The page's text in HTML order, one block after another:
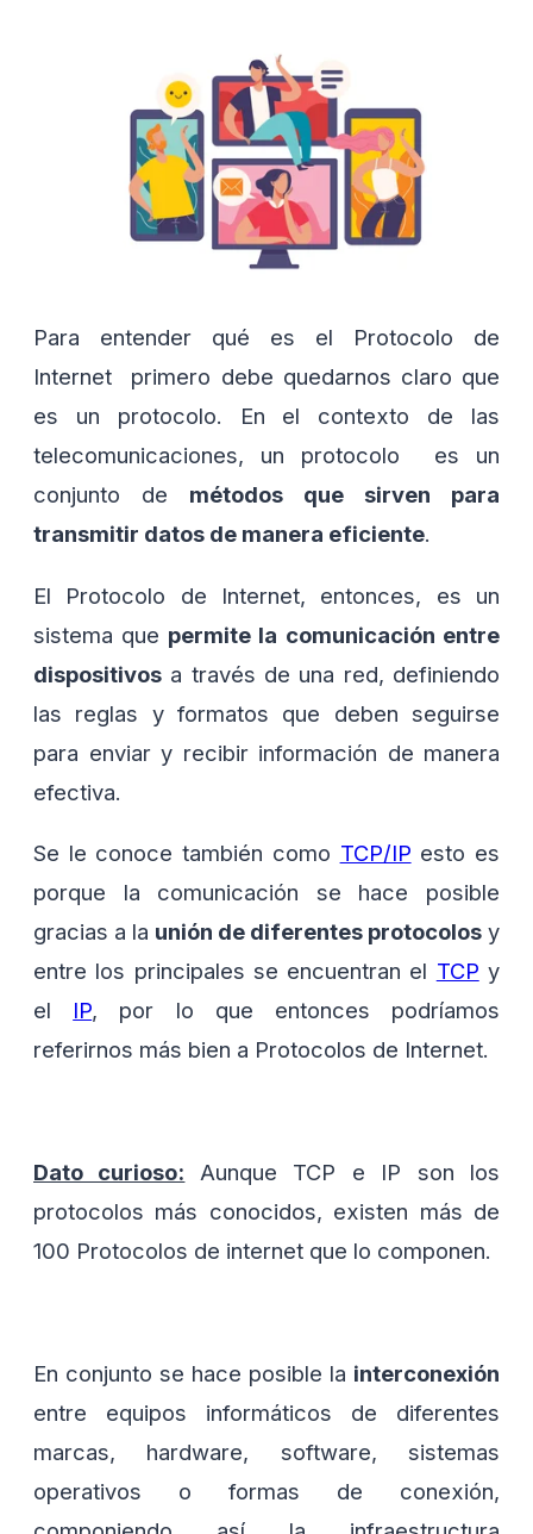
Para entender qué es el Protocolo de
Internet primero debe quedarnos claro que
es un protocolo. En el contexto de las
telecomunicaciones, un protocolo es un
conjunto de métodos que sirven para
transmitir datos de manera eficiente.
El Protocolo de Internet, entonces, es un
sistema que permite la comunicación entre
dispositivos a través de una red, definiendo
las reglas y formatos que deben seguirse
para enviar y recibir información de manera
efectiva.
Se le conoce también como TCP/IP esto es
porque la comunicación se hace posible
gracias a la unión de diferentes protocolos y
entre los principales se encuentran el TCP y
el IP, por lo que entonces podríamos
referirnos más bien a Protocolos de Internet.
Dato curioso:
Aunque TCP e IP son los
protocolos más conocidos, existen más de
100 Protocolos de internet que lo componen.
En conjunto se hace posible la interconexión
entre equipos informáticos de diferentes
marcas, hardware, software, sistemas
operativos o formas de conexión,